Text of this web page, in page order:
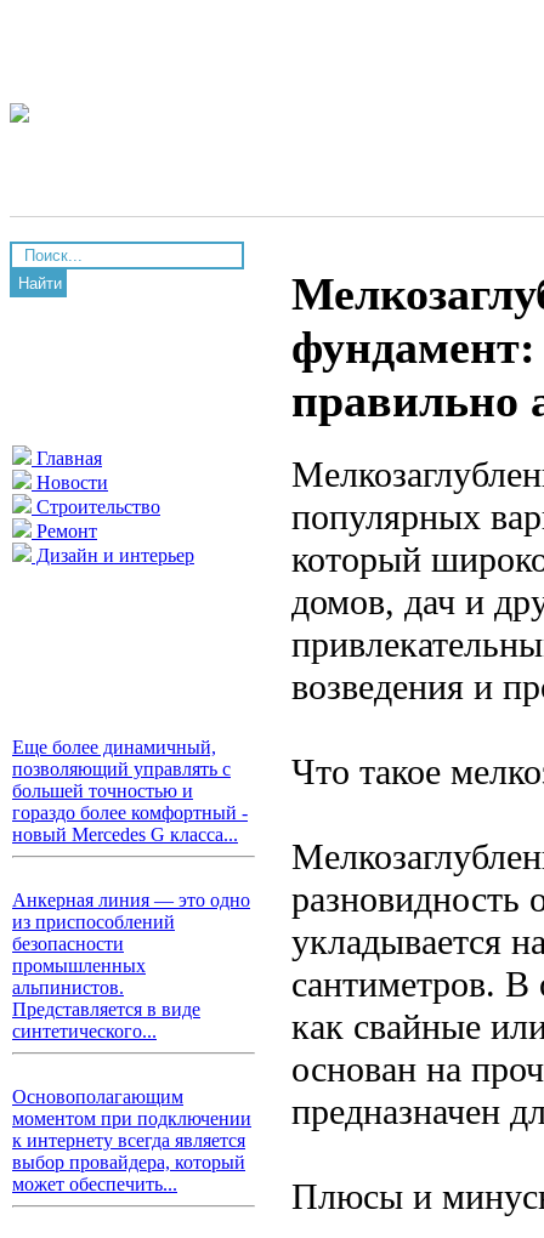
Найти
Главная
Новости
Строительство
Ремонт
Дизайн и интерьер
Еще более динамичный,
позволяющий управлять с
большей точностью и
гораздо более комфортный -
новый Mercedes G класса...
Анкерная линия — это одно
из приспособлений
безопасности
промышленных
альпинистов.
Представляется в виде
синтетического...
Основополагающим
моментом при подключении
к интернету всегда является
выбор провайдера, который
может обеспечить...
правильно
популярных
который
домов, дач и
возведения и
Что такое
разновидность
укладывается
сантиметров. В
как свайные
основан на
предназначен
Плюсы и